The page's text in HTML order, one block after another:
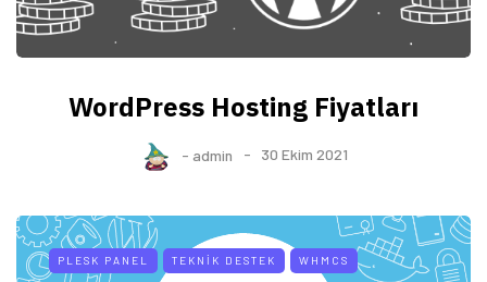
WordPress Hosting Fiyatları
- admin 30 Ekim 2021
PLESK PANEL TEKNIK DESTEK WHMCS